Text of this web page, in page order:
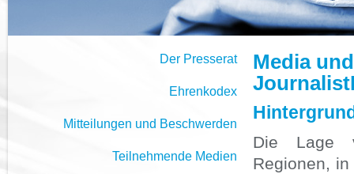
Der Presserat
Ehrenkodex
Mitteilungen und Beschwerden
Teilnehmende Medien
Media
Die Lage
Regionen,